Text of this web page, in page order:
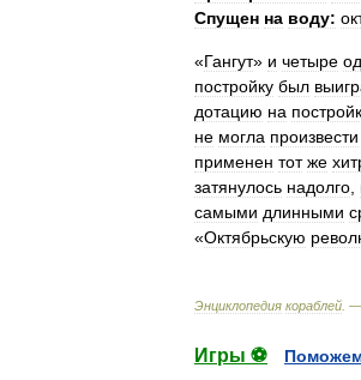
Спущен на воду:
«Гангут» и четыре
постройку был
дотацию на
не могла произвести
применен тот же
затянулось надолго
самыми длинными
«Октябрьскую
Энциклопедия кораблей . —
Игры ⚽